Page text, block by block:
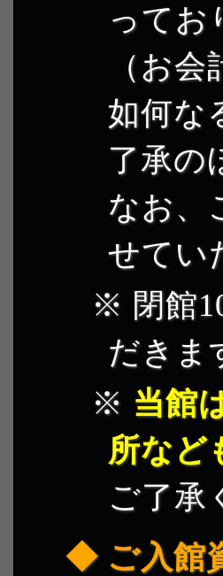
ってお
（お
如何な
了承の
なお、
せてい
閉館
だきま
当館
所など
ご了承
ご入館